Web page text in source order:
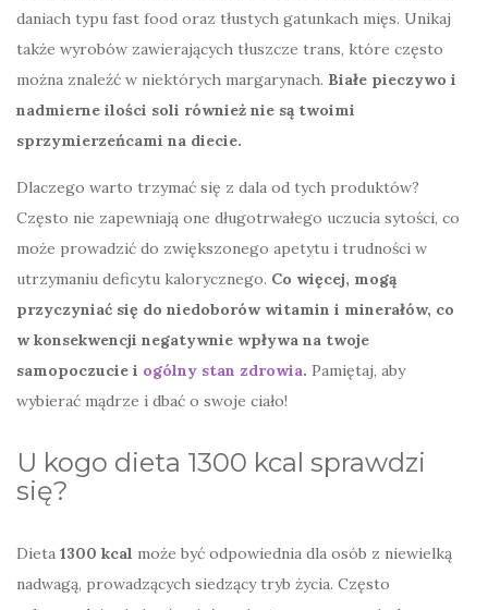
daniach typu fast food oraz tłustych gatunkach mięs. Unikaj
także wyrobów zawierających tłuszcze trans, które często
można znaleźć w niektórych margarynach. Białe pieczywo i
nadmierne ilości soli również nie są twoimi
sprzymierzeńcami na diecie.
Dlaczego warto trzymać się z dala od tych produktów?
Często nie zapewniają one długotrwałego uczucia sytości, co
może prowadzić do zwiększonego apetytu i trudności w
utrzymaniu deficytu kalorycznego. Co więcej, mogą
przyczyniać się do niedoborów witamin i minerałów, co
w konsekwencji negatywnie wpływa na twoje
samopoczucie i ogólny stan zdrowia. Pamiętaj, aby
wybierać mądrze i dbać o swoje ciało!
U kogo dieta 1300 kcal sprawdzi
się?
Dieta 1300 kcal może być odpowiednia dla osób z niewielką
nadwagą, prowadzących siedzący tryb życia. Często